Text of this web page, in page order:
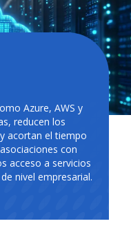
Azure, AWS y
reducen los
acortan el tiempo
con
acceso a servicios
nivel empresarial.